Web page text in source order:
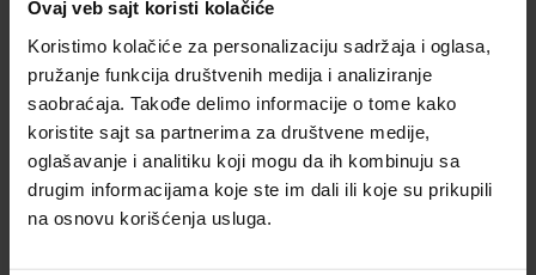
Ovaj veb sajt koristi kolačiće
Koristimo kolačiće za personalizaciju sadržaja i oglasa,
pružanje funkcija društvenih medija i analiziranje
saobraćaja. Takođe delimo informacije o tome kako
koristite sajt sa partnerima za društvene medije,
oglašavanje i analitiku koji mogu da ih kombinuju sa
drugim informacijama koje ste im dali ili koje su prikupili
na osnovu korišćenja usluga.
ugljenični otisak. Takođe, cevi su dizajnirane da podrže
projekte koji se oslanjaju na obnovljive izvore energije i
energetski efikasne sisteme, što ih čini idealnim za zelene
zgrade i održive projekte.